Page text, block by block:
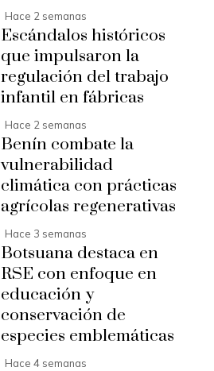
Hace 2 semanas
Escándalos históricos
que impulsaron la
regulación del trabajo
infantil en fábricas
Hace 2 semanas
Benín combate la
vulnerabilidad
climática con prácticas
agrícolas regenerativas
Hace 3 semanas
Botsuana destaca en
RSE con enfoque en
educación y
conservación de
especies emblemáticas
Hace 4 semanas